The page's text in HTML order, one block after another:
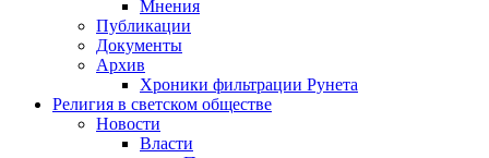
Мнения
Публикации
Документы
Архив
Хроники фильтрации Рунета
Религия в светском обществе
Новости
Власти